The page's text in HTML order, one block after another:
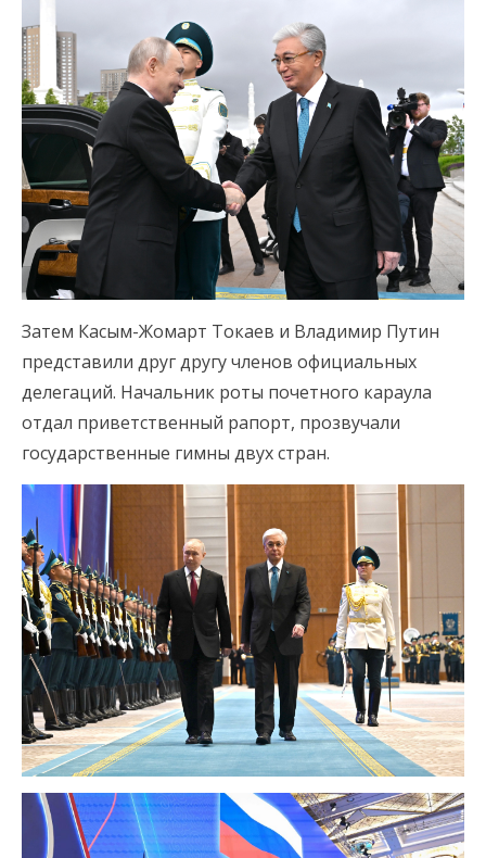
Затем Касым-Жомарт Токаев и Владимир Путин
представили друг другу членов официальных
делегаций. Начальник роты почетного караула
отдал приветственный рапорт, прозвучали
государственные гимны двух стран.